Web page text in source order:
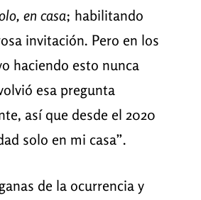
en casa; habilitando
invitación. Pero en los
haciendo esto nunca
esa pregunta
así que desde el 2020
solo en mi casa”.
de la ocurrencia y